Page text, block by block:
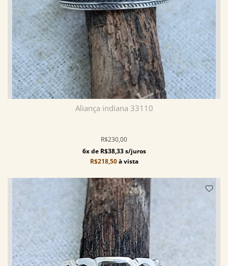
Aliança indiana 33110
R$230,00
6x de R$38,33 s/juros
R$218,50à vista